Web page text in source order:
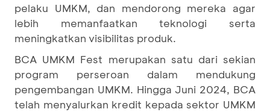
pelaku UMKM, dan mendorong mereka agar
lebih memanfaatkan teknologi serta
meningkatkan visibilitas produk.
BCA UMKM Fest merupakan satu dari sekian
program perseroan dalam mendukung
pengembangan UMKM. Hingga Juni 2024, BCA
telah menyalurkan kredit kepada sektor UMKM